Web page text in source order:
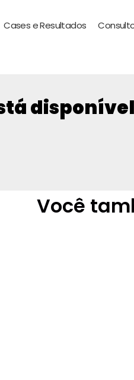
Cases e Resultados
Você